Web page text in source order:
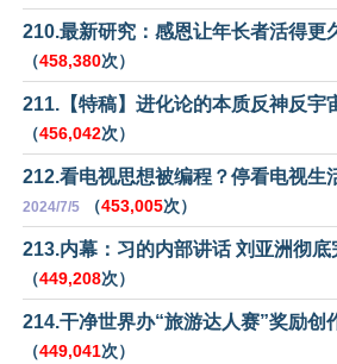
210.最新研究：感恩让年长者活得更
（458,380次）
211.【特稿】进化论的本质反神反宇
（456,042次）
212.看电视思想被编程？停看电视生
2024/7/5 （453,005次）
213.内幕：习的内部讲话 刘亚洲彻底
（449,208次）
214.干净世界办“旅游达人赛”奖励创
（449,041次）